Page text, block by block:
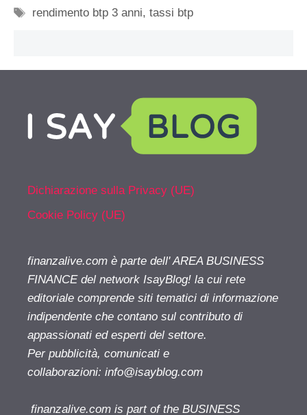
Tag
rendimento btp 3 anni,tassi btp
Dichiarazione sulla Privacy (UE)
Cookie Policy (UE)
finanzalive.com è parte dell' AREA BUSINESS
FINANCE del network IsayBlog! la cui rete
editoriale comprende siti tematici di informazione
indipendente che contano sul contributo di
appassionati ed esperti del settore.
Per pubblicità, comunicati e
collaborazioni: info@isayblog.com
finanzalive.com is part of the BUSINESS